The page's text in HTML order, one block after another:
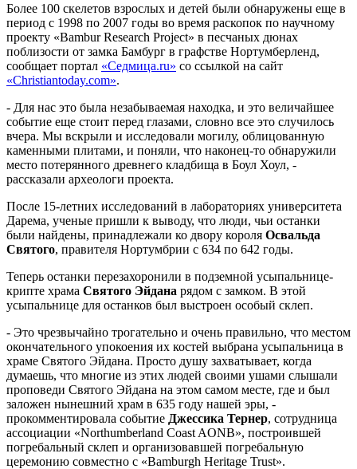
Более 100 скелетов взрослых и детей были обнаружены еще в
период с 1998 по 2007 годы во время раскопок по научному
проекту «Bambur Research Project» в песчаных дюнах
поблизости от замка Бамбург в графстве Нортумберленд,
сообщает портал «Седмица.ru» со ссылкой на сайт
«Christiantoday.com».
- Для нас это была незабываемая находка, и это величайшее
событие еще стоит перед глазами, словно все это случилось
вчера. Мы вскрыли и исследовали могилу, облицованную
каменными плитами, и поняли, что наконец-то обнаружили
место потерянного древнего кладбища в Боул Хоул, -
рассказали археологи проекта.
После 15-летних исследований в лабораториях университета
Дарема, ученые пришли к выводу, что люди, чьи останки
были найдены, принадлежали ко двору короля Освальда
Святого, правителя Нортумбрии с 634 по 642 годы.
Теперь останки перезахоронили в подземной усыпальнице-
крипте храма Святого Эйдана рядом с замком. В этой
усыпальнице для останков был выстроен особый склеп.
- Это чрезвычайно трогательно и очень правильно, что местом
окончательного упокоения их костей выбрана усыпальница в
храме Святого Эйдана. Просто душу захватывает, когда
думаешь, что многие из этих людей своими ушами слышали
проповеди Святого Эйдана на этом самом месте, где и был
заложен нынешний храм в 635 году нашей эры, -
прокомментировала событие Джессика Тернер, сотрудница
ассоциации «Northumberland Coast AONB», построившей
погребальный склеп и организовавшей погребальную
церемонию совместно с «Bamburgh Heritage Trust».